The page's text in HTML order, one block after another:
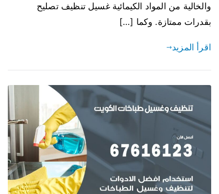
والخالية من المواد الكيمائية غسيل تنظيف تصليح
بقدرات ممتازة. وكما […]
اقرأ المزيد